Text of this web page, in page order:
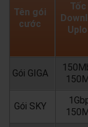
Tên gói
cước
Gói GIGA
Gói SKY